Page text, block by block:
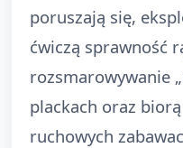
poruszają się,
ćwiczą sprawność
rozsmarowywanie
plackach oraz
ruchowych